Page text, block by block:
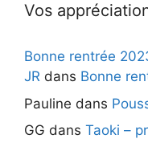
Vos
Bonne rentrée
JR dans Bonne
Pauline dans
GG dans Taoki –